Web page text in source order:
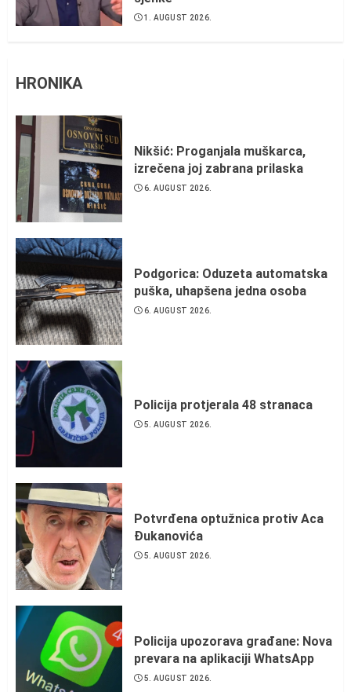
1. AUGUST 2026.
HRONIKA
Nikšić: Proganjala muškarca,
izrečena joj zabrana prilaska
6. AUGUST 2026.
Podgorica: Oduzeta automatska
puška, uhapšena jedna osoba
6. AUGUST 2026.
Policija protjerala 48 stranaca
5. AUGUST 2026.
Potvrđena optužnica protiv Aca
Đukanovića
5. AUGUST 2026.
Policija upozorava građane: Nova
prevara na aplikaciji WhatsApp
5. AUGUST 2026.